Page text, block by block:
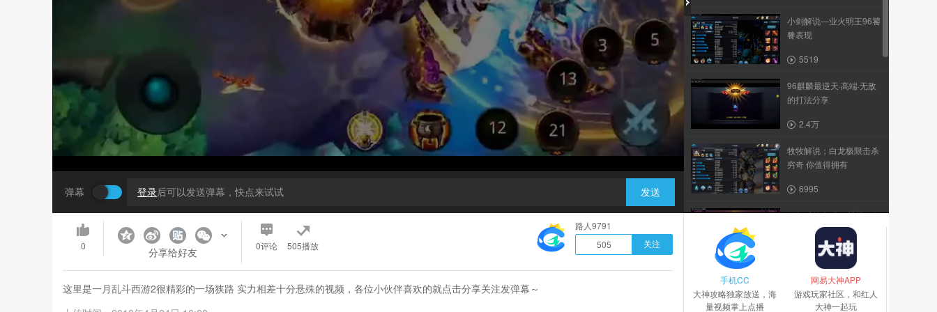
弹幕 登录后可以发送弹幕，快点来试试 发送
小剑解说—业火明王96饕
餮表现
5519
96麒麟最逆天·高端·无敌
的打法分享
2.4万
牧牧解说；白龙极限击杀
穷奇 你值得拥有
6995
修复后的木吒96麒麟依然
2.8万
魔女如何击杀96毒蛛
0 分享给好友 0评论 505播放
路人9791
505
关注
这里是一月乱斗西游2很精彩的一场狭路 实力相差十分悬殊的视频，各位小伙伴喜欢的就点击分享关注发弹幕～
手机CC
大神攻略独家放送，海
量视频掌上点播
网易大神APP
游戏玩家社区，和红人
大神一起玩